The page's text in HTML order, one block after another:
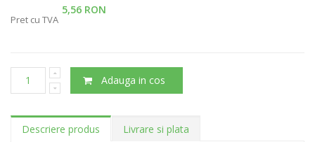
5,56 RON
Pret cu TVA
Adauga in cos
Descriere produs Livrare si plata